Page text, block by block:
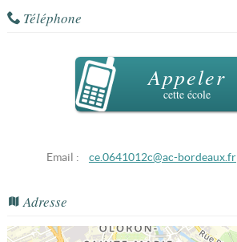
Téléphone
Appeler
cette école
Email : ce.0641012c@ac-bordeaux.fr
Adresse